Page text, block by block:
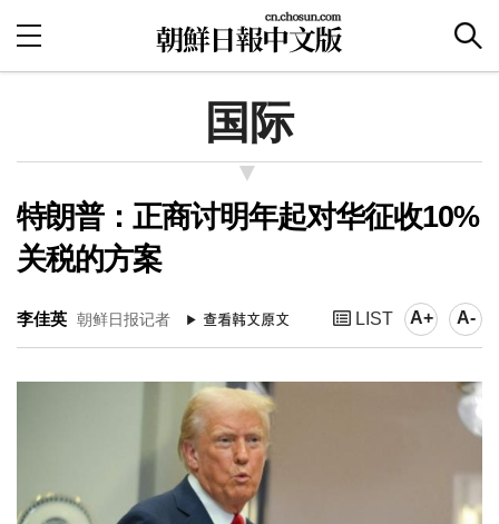
国际
特朗普：正商讨明年起对华征收10%
关税的方案
李佳英 朝鲜日报记者 LIST A+ A-